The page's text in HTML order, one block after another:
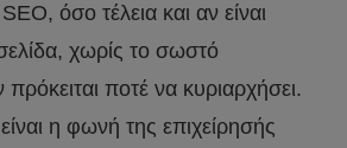
όσο τέλεια και αν είναι
χωρίς το σωστό
ποτέ να κυριαρχήσει.
η φωνή της επιχείρησής